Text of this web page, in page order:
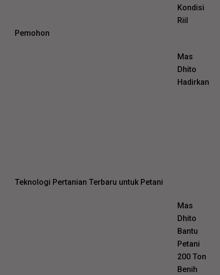
Kondisi
Riil
Pemohon
Mas
Dhito
Hadirkan
Teknologi Pertanian Terbaru untuk Petani
Mas
Dhito
Bantu
Petani
200 Ton
Benih